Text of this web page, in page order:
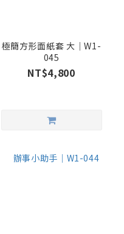
極簡方形面紙套 大｜W1-
045
NT$4,800